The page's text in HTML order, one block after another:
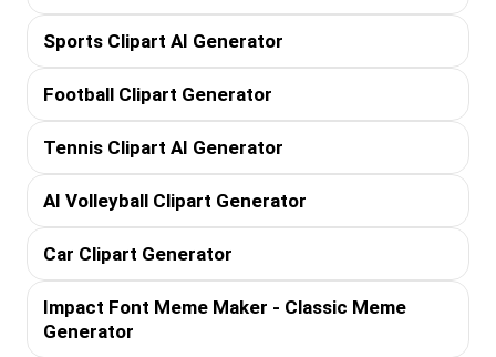
Sports Clipart AI Generator
Football Clipart Generator
Tennis Clipart AI Generator
AI Volleyball Clipart Generator
Car Clipart Generator
Impact Font Meme Maker - Classic Meme
Generator